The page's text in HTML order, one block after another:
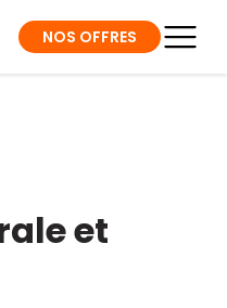
NOS OFFRES
et